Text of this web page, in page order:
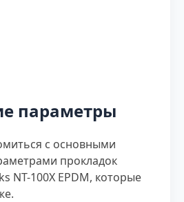
параметры
с основными
прокладок
NT-100X EPDM, которые